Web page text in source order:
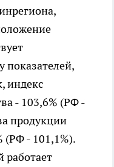
показателей,
индекс
- 103,6% (РФ -
продукции
(РФ - 101,1%).
работает